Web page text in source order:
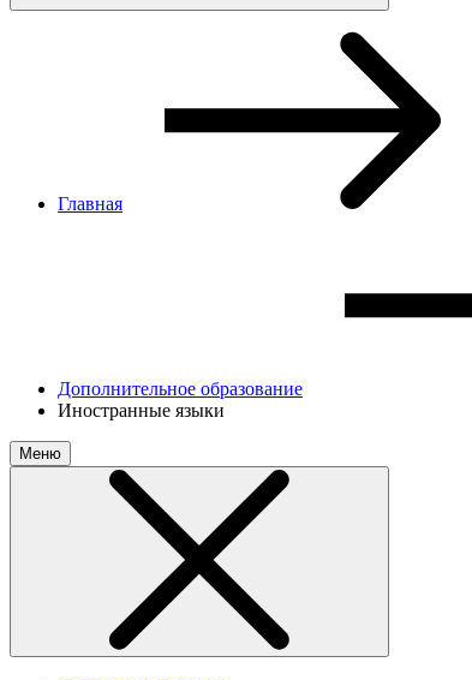
Главная
Дополнительное образование
Иностранные языки
Меню